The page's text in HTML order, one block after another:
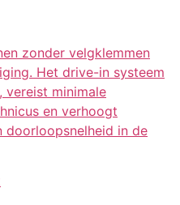
zonder velgklemmen
Het drive-in systeem
vereist minimale
en verhoogt
doorloopsnelheid in de